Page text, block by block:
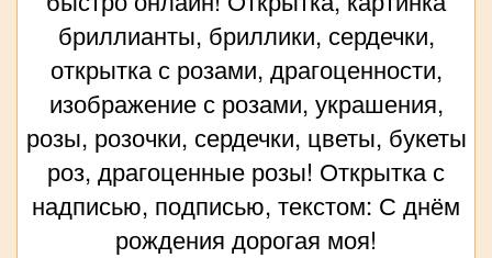
бриллианты, бриллики, сердечки,
открытка с розами, драгоценности,
изображение с розами, украшения,
розы, розочки, сердечки, цветы, букеты
роз, драгоценные розы! Открытка с
надписью, подписью, текстом: С днём
рождения дорогая моя!